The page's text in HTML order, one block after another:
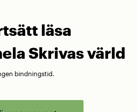
läsa
Skrivas värld
bindningstid.